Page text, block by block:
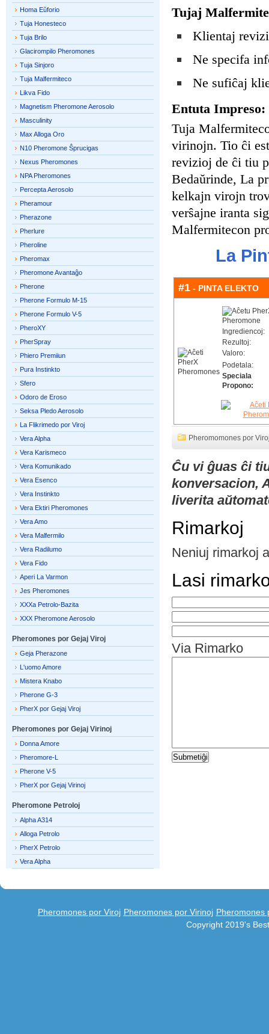
Tujaj
Klientaj
Ne specifa
Ne sufiĉaj
Entuta Impreso:
Tuja
virinojn. Tio ĉi
revizioj de ĉi tiu
Bedaŭrinde, La
kelkajn virojn
verŝajne iranta
Malfermitecon
La
#1 - PINTA ELEKTO
Ingrediencoj:
Rezultoj:
Valoro:
Podetala:
Speciala
Propono:
Pheromomones por
Ĉu vi ĝuas ĉi
konversacion,
liverita
Rimarkoj
Neniuj rimarkoj
Lasi
Via Rimarko
Homa Eŭforio
Tuja Honesteco
Tuja Brilo
Glacirompilo Pheromones
Tuja Sinjoro
Tuja Malfermiteco
Likva Fido
Magnetism Pheromone Aerosolo
Masculinity
Max Alloga Oro
N10 Pheromone Ŝprucigas
Nexus Pheromones
NPA Pheromones
Percepta Aerosolo
Pheramour
Pherazone
Pherlure
Pheroline
Pheromax
Pheromone Avantaĝo
Pherone
Pherone Formulo M-15
Pherone Formulo V-5
PheroXY
PherSpray
Phiero Premiiun
Pura Instinkto
Sfero
Odoro de Eroso
Seksa Pledo Aerosolo
La Flikrimedo por Viroj
Vera Alpha
Vera Karismeco
Vera Komunikado
Vera Esenco
Vera Instinkto
Vera Ektiri Pheromones
Vera Amo
Vera Malfermilo
Vera Radilumo
Vera Fido
Aperi La Varmon
Jes Pheromones
XXXa Petrolo-Bazita
XXX Pheromone Aerosolo
Pheromones por Gejaj Viroj
Geja Pherazone
L'uomo Amore
Mistera Knabo
Pherone G-3
PherX por Gejaj Viroj
Pheromones por Gejaj Virinoj
Donna Amore
Pheromore-L
Pherone V-5
PherX por Gejaj Virinoj
Pheromone Petroloj
Alpha A314
Alloga Petrolo
PherX Petrolo
Vera Alpha
Pheromones por Viroj Pheromones por Virinoj Pheromones
Copyright 2019's